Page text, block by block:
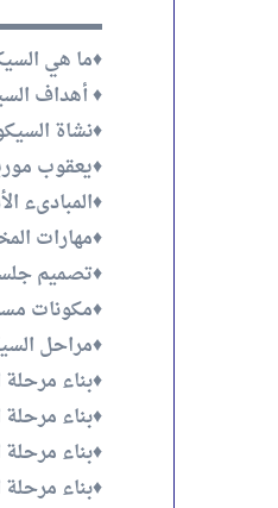
♦️ما هي
♦️ أهداف
♦️نشاة
♦️يعقوب
♦️المبادىء
♦️مهارات
♦️تصميم
♦️مكونات
♦️مراحل
♦️بناء مرحلة
♦️بناء مرحلة
♦️بناء
♦️بناء مرحلة